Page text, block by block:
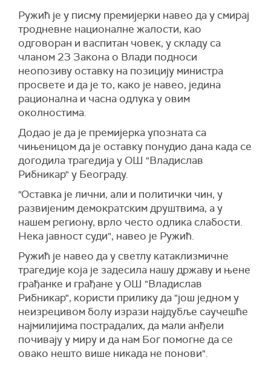
Ружић је у писму премијерки навео да у смирај
тродневне националне жалости, као
одговоран и васпитан човек, у складу са
чланом 23 Закона о Влади подноси
неопозиву оставку на позицију министра
просвете и да је то, како је навео, једина
рационална и часна одлука у овим
околностима.
Додао је да је премијерка упозната са
чињеницом да је оставку понудио дана када се
догодила трагедија у ОШ "Владислав
Рибникар" у Београду.
"Оставка је лични, али и политички чин, у
развијеним демократским друштвима, а у
нашем региону, врло често одлика слабости.
Нека јавност суди", навео је Ружић.
Ружић је навео да у светлу катаклизмичне
трагедије која је задесила нашу државу и њене
грађанке и грађане у ОШ "Владислав
Рибникар", користи прилику да "још једном у
неизрецивом болу изрази најдубље саучешће
најмилијима пострадалих, да мали анђели
почивају у миру и да нам Бог помогне да се
овако нешто више никада не понови".